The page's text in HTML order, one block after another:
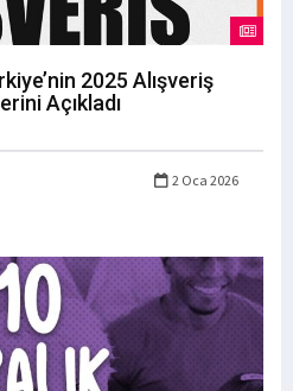
2025 Alışveriş
Açıkladı
2 Oca 2026